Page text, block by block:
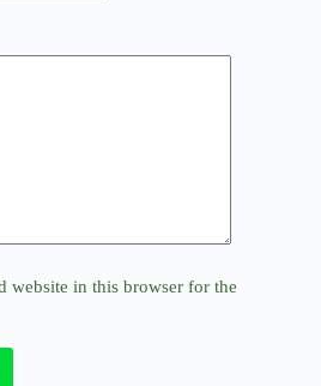
website in this browser for the